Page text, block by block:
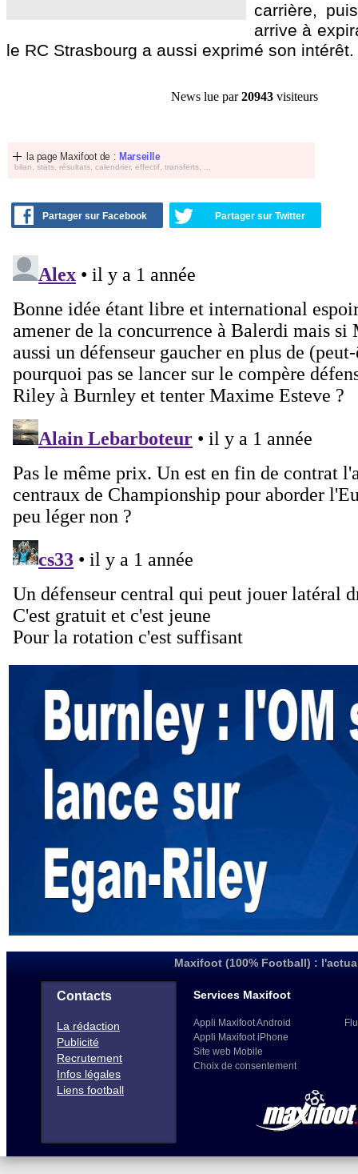
carrière,
arrive à
le RC Strasbourg a aussi exprimé son intérêt.
News lue par20943 visiteurs
la page Maxifoot de : Marseille
bilan, stats, résultats, calendrier, effectif, transferts, ...
Partager sur Facebook Partager sur Twitter
Maxifoot (100% Football) :
Contacts
La rédaction
Publicité
Recrutement
Infos légales
Liens football
Services Maxifoot
Appli Maxifoot Android
Appli Maxifoot iPhone
Site web Mobile
Choix de consentement